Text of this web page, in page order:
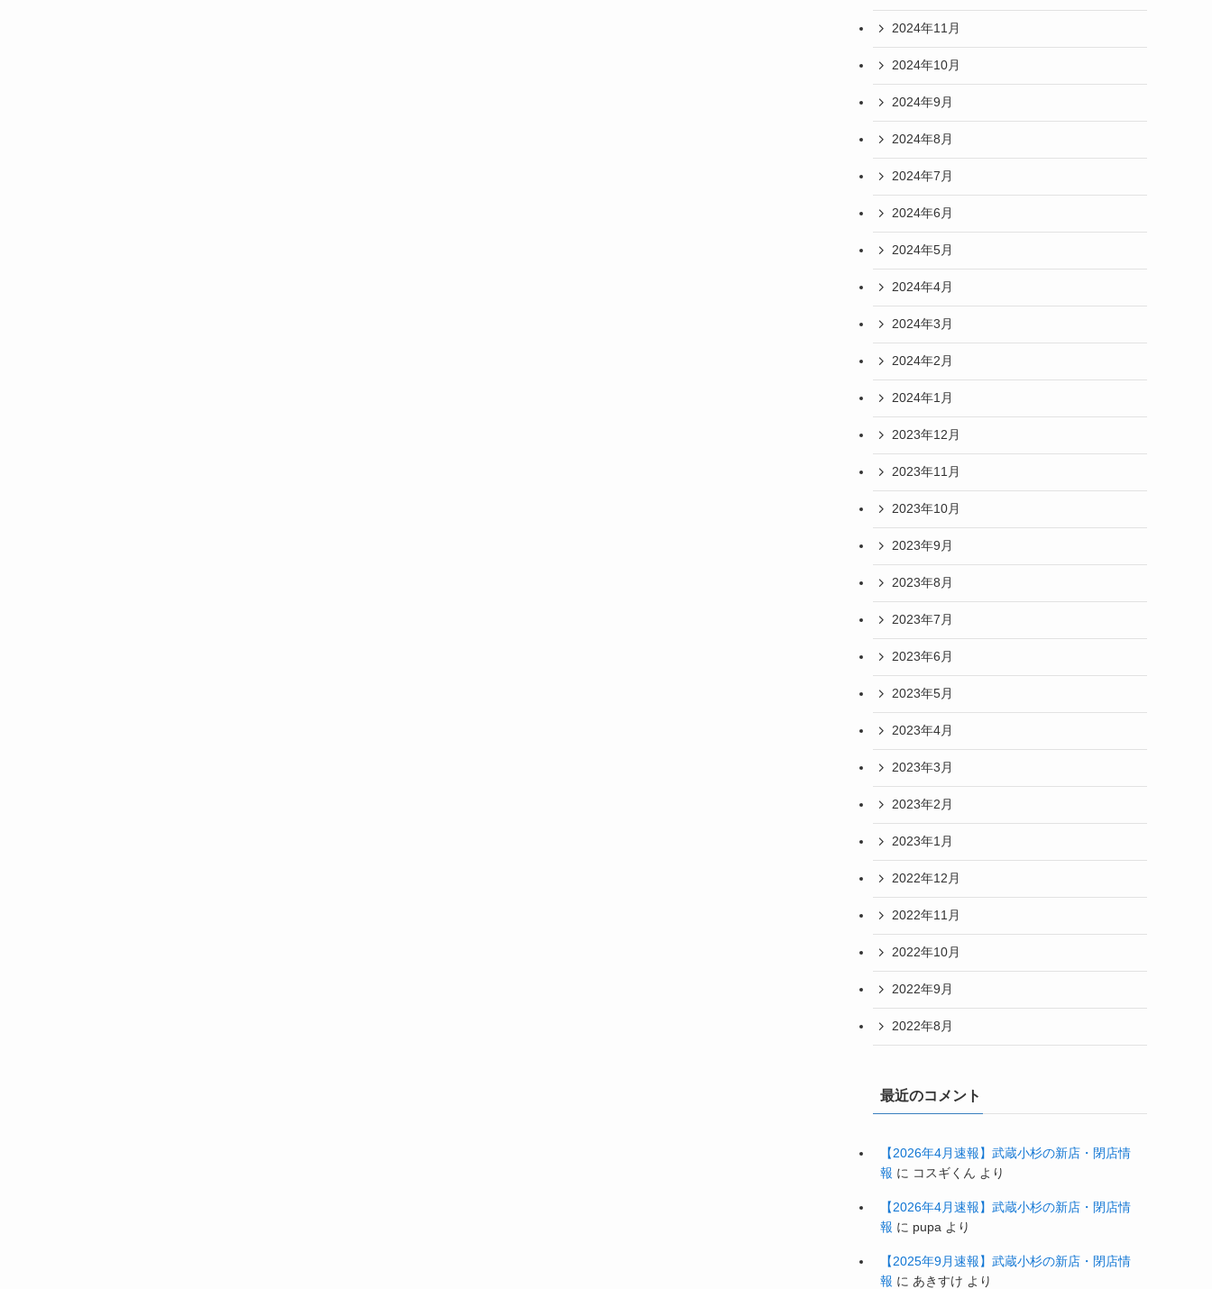
2024年11月
2024年10月
2024年9月
2024年8月
2024年7月
2024年6月
2024年5月
2024年4月
2024年3月
2024年2月
2024年1月
2023年12月
2023年11月
2023年10月
2023年9月
2023年8月
2023年7月
2023年6月
2023年5月
2023年4月
2023年3月
2023年2月
2023年1月
2022年12月
2022年11月
2022年10月
2022年9月
2022年8月
最近のコメント
【2026年4月速報】武蔵小杉の新店・閉店情
報 に コスギくん より
【2026年4月速報】武蔵小杉の新店・閉店情
報 に pupa より
【2025年9月速報】武蔵小杉の新店・閉店情
報 に あきすけ より